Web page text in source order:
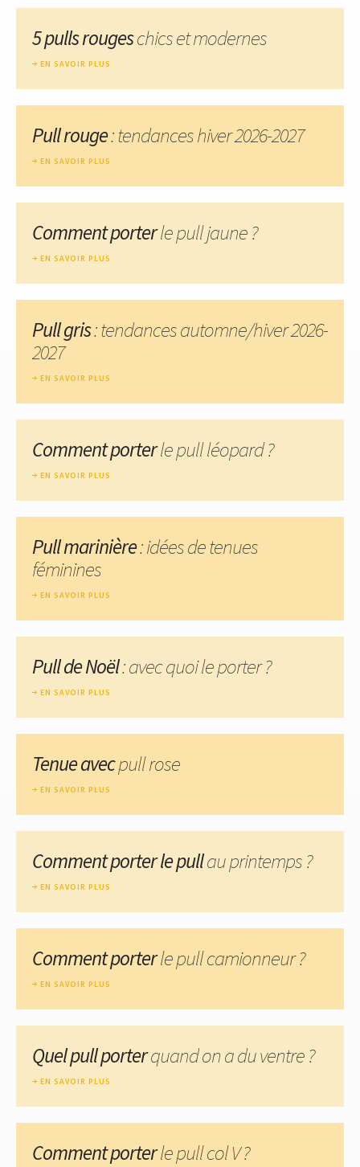
5 pulls rougeschics et modernes
EN SAVOIR PLUS
Pull rouge: tendances hiver 2026-2027
EN SAVOIR PLUS
Comment porterle pull jaune ?
EN SAVOIR PLUS
Pull gris: tendances automne/hiver 2026-
2027
EN SAVOIR PLUS
Comment porterle pull léopard ?
EN SAVOIR PLUS
Pull marinière: idées de tenues
féminines
EN SAVOIR PLUS
Pull de Noël: avec quoi le porter ?
EN SAVOIR PLUS
Tenue avecpull rose
EN SAVOIR PLUS
Comment porter le pullau printemps ?
EN SAVOIR PLUS
Comment porterle pull camionneur ?
EN SAVOIR PLUS
Quel pull porterquand on a du ventre ?
EN SAVOIR PLUS
Comment porterle pull col V ?